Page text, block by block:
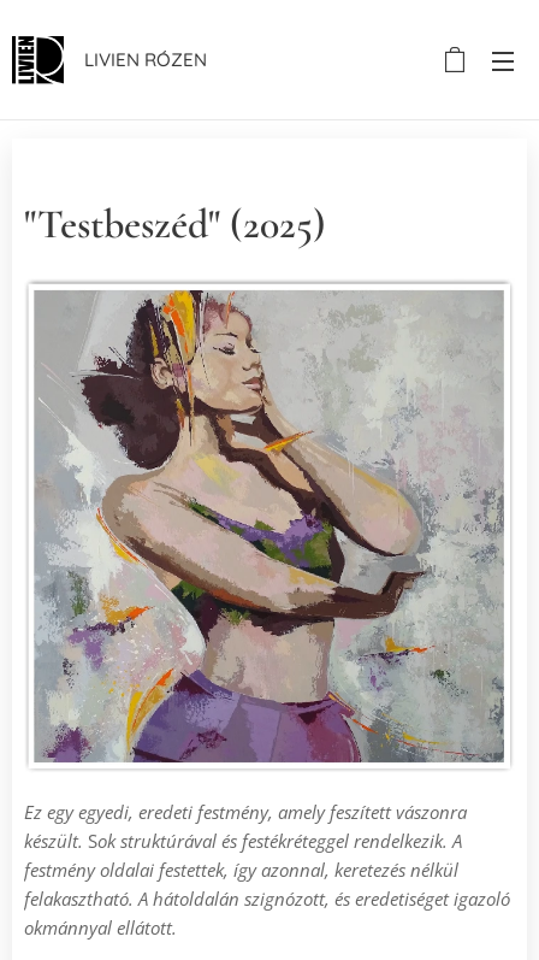
LIVIEN RÓZEN
"Testbeszéd" (2025)
Ez egy egyedi, eredeti festmény, amely feszített vászonra
készült. Sok struktúrával és festékréteggel rendelkezik. A
festmény oldalai festettek, így azonnal, keretezés nélkül
felakasztható. A hátoldalán szignózott, és eredetiséget igazoló
okmánnyal ellátott.